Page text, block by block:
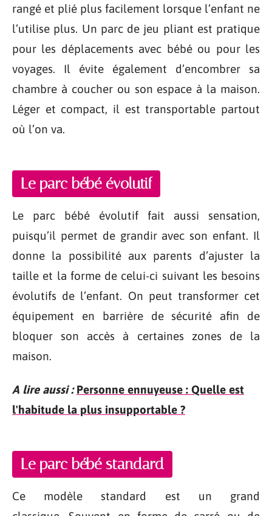
rangé et plié plus facilement lorsque l’enfant ne
l’utilise plus. Un parc de jeu pliant est pratique
pour les déplacements avec bébé ou pour les
voyages. Il évite également d’encombrer sa
chambre à coucher ou son espace à la maison.
Léger et compact, il est transportable partout
où l’on va.
Le parc bébé évolutif
Le parc bébé évolutif fait aussi sensation,
puisqu’il permet de grandir avec son enfant. Il
donne la possibilité aux parents d’ajuster la
taille et la forme de celui-ci suivant les besoins
évolutifs de l’enfant. On peut transformer cet
équipement en barrière de sécurité afin de
bloquer son accès à certaines zones de la
maison.
A lire aussi : Personne ennuyeuse : Quelle est
l'habitude la plus insupportable ?
Le parc bébé standard
Ce modèle standard est un grand